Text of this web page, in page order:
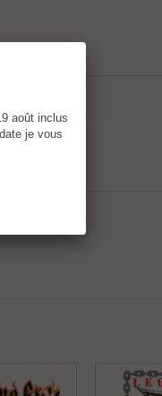
août inclus
je vous